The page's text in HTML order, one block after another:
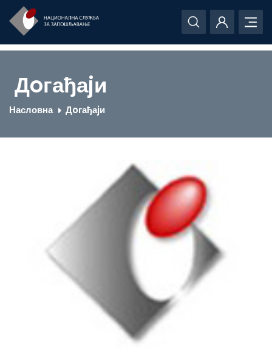
Дoгађаjи
Насловна Дoгађаjи